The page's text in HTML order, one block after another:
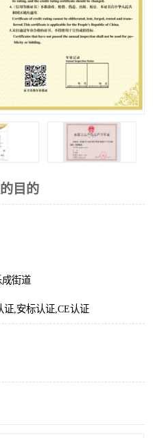
目的
街道
证,安标认证,CE认证